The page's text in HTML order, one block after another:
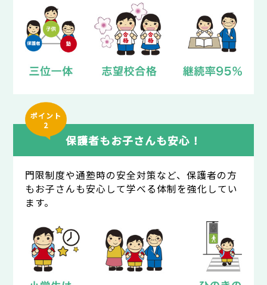
ポイント
2
保護者もお子さんも安心！
門限制度や通塾時の安全対策など、保護者の方
もお子さんも安心して学べる体制を強化してい
ます。